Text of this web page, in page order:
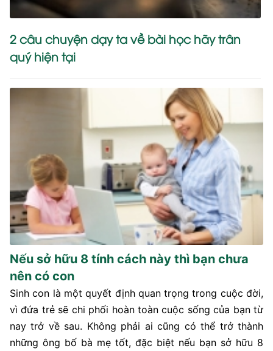
2 câu chuyện dạy ta về bài học hãy trân
quý hiện tại
Nếu sở hữu 8 tính cách này thì bạn chưa
nên có con
Sinh con là một quyết định quan trọng trong cuộc đời,
vì đứa trẻ sẽ chi phối hoàn toàn cuộc sống của bạn từ
nay trở về sau. Không phải ai cũng có thể trở thành
những ông bố bà mẹ tốt, đặc biệt nếu bạn sở hữu 8